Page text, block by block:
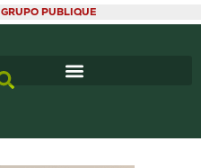
GRUPO PUBLIQUE